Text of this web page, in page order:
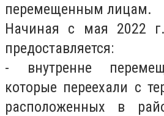
перемещенным лицам.
Начиная с мая 2022
предоставляется:
- внутренне
которые переехали с
расположенных в